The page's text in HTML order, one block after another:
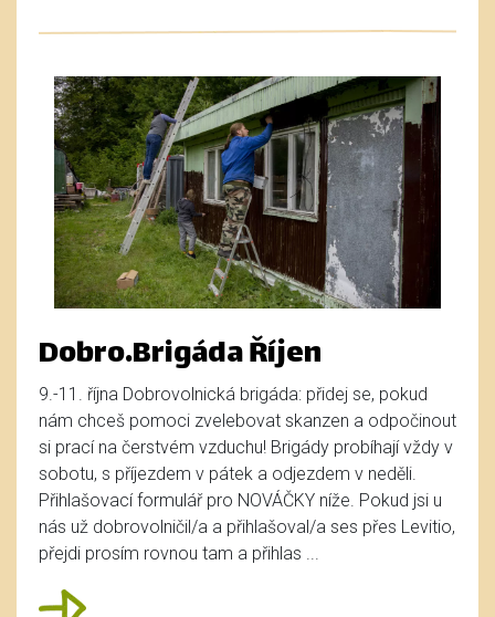
Dobro.Brigáda Říjen
9.-11. října Dobrovolnická brigáda: přidej se, pokud
nám chceš pomoci zvelebovat skanzen a odpočinout
si prací na čerstvém vzduchu! Brigády probíhají vždy v
sobotu, s příjezdem v pátek a odjezdem v neděli.
Přihlašovací formulář pro NOVÁČKY níže. Pokud jsi u
nás už dobrovolničil/a a přihlašoval/a ses přes Levitio,
přejdi prosím rovnou tam a přihlas ...